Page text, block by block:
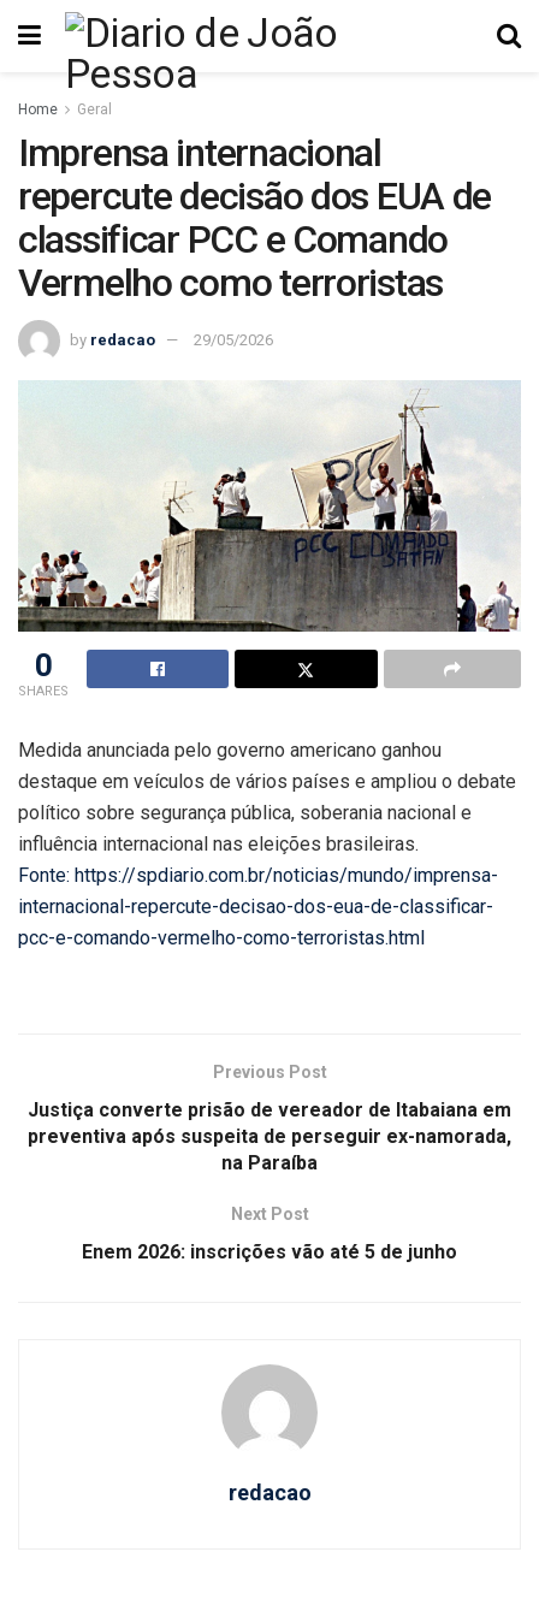
Home Geral
Imprensa internacional
repercute decisão dos EUA de
classificar PCC e Comando
Vermelho como terroristas
by redacao 29/05/2026
0
SHARES
Medida anunciada pelo governo americano ganhou
destaque em veículos de vários países e ampliou o debate
político sobre segurança pública, soberania nacional e
influência internacional nas eleições brasileiras.
Fonte: https://spdiario.com.br/noticias/mundo/imprensa-
internacional-repercute-decisao-dos-eua-de-classificar-
pcc-e-comando-vermelho-como-terroristas.html
Previous Post
Justiça converte prisão de vereador de Itabaiana em
preventiva após suspeita de perseguir ex-namorada,
na Paraíba
Next Post
Enem 2026: inscrições vão até 5 de junho
redacao